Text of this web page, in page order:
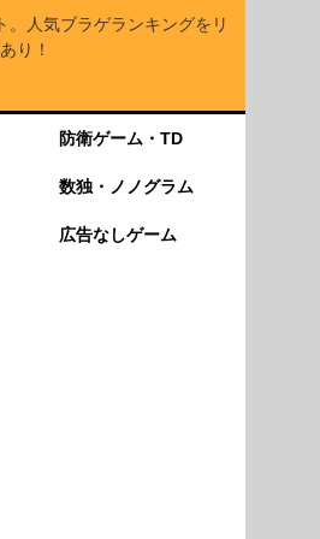
人気ブラゲランキングをリ
り！
防衛ゲーム・TD
数独・ノノグラム
広告なしゲーム